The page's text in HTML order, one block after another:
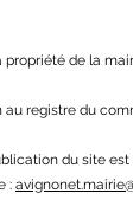
propriété de la
au registre du
du site est
: